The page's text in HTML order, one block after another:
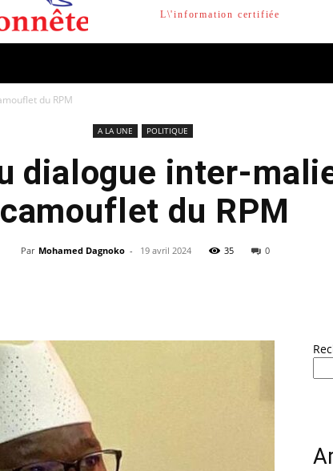
L\'information certifiée
du RPM
A LA UNE POLITIQUE
dialogue inter-
camouflet du RPM
Par Mohamed Dagnoko - 19 avril 2024 35 0